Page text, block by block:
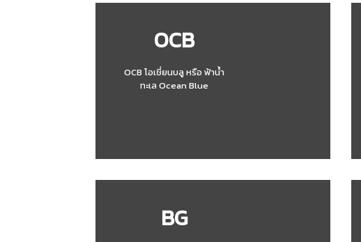
OCB
OCB โอเชี่ยนบลู หรือ ฟ้าน้ำ
ทะเล Ocean Blue
BG